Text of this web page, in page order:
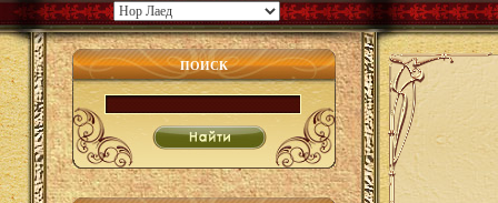
ПОИСК